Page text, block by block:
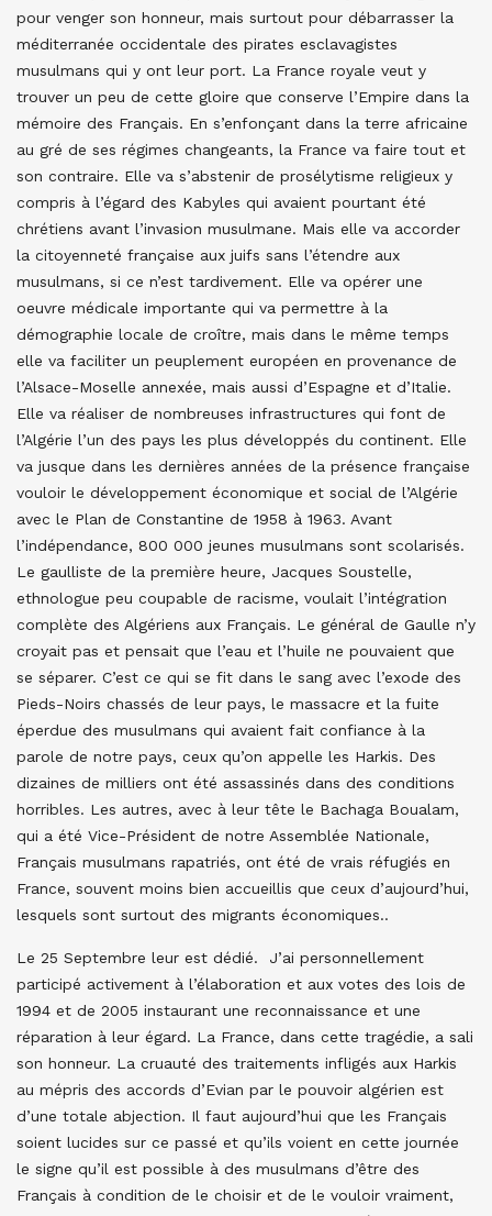
pour venger son honneur, mais surtout pour débarrasser la
méditerranée occidentale des pirates esclavagistes
musulmans qui y ont leur port. La France royale veut y
trouver un peu de cette gloire que conserve l’Empire dans la
mémoire des Français. En s’enfonçant dans la terre africaine
au gré de ses régimes changeants, la France va faire tout et
son contraire. Elle va s’abstenir de prosélytisme religieux y
compris à l’égard des Kabyles qui avaient pourtant été
chrétiens avant l’invasion musulmane. Mais elle va accorder
la citoyenneté française aux juifs sans l’étendre aux
musulmans, si ce n’est tardivement. Elle va opérer une
oeuvre médicale importante qui va permettre à la
démographie locale de croître, mais dans le même temps
elle va faciliter un peuplement européen en provenance de
l’Alsace-Moselle annexée, mais aussi d’Espagne et d’Italie.
Elle va réaliser de nombreuses infrastructures qui font de
l’Algérie l’un des pays les plus développés du continent. Elle
va jusque dans les dernières années de la présence française
vouloir le développement économique et social de l’Algérie
avec le Plan de Constantine de 1958 à 1963. Avant
l’indépendance, 800 000 jeunes musulmans sont scolarisés.
Le gaulliste de la première heure, Jacques Soustelle,
ethnologue peu coupable de racisme, voulait l’intégration
complète des Algériens aux Français. Le général de Gaulle n’y
croyait pas et pensait que l’eau et l’huile ne pouvaient que
se séparer. C’est ce qui se fit dans le sang avec l’exode des
Pieds-Noirs chassés de leur pays, le massacre et la fuite
éperdue des musulmans qui avaient fait confiance à la
parole de notre pays, ceux qu’on appelle les Harkis. Des
dizaines de milliers ont été assassinés dans des conditions
horribles. Les autres, avec à leur tête le Bachaga Boualam,
qui a été Vice-Président de notre Assemblée Nationale,
Français musulmans rapatriés, ont été de vrais réfugiés en
France, souvent moins bien accueillis que ceux d’aujourd’hui,
lesquels sont surtout des migrants économiques..
Le 25 Septembre leur est dédié. J’ai personnellement
participé activement à l’élaboration et aux votes des lois de
1994 et de 2005 instaurant une reconnaissance et une
réparation à leur égard. La France, dans cette tragédie, a sali
son honneur. La cruauté des traitements infligés aux Harkis
au mépris des accords d’Evian par le pouvoir algérien est
d’une totale abjection. Il faut aujourd’hui que les Français
soient lucides sur ce passé et qu’ils voient en cette journée
le signe qu’il est possible à des musulmans d’être des
Français à condition de le choisir et de le vouloir vraiment,